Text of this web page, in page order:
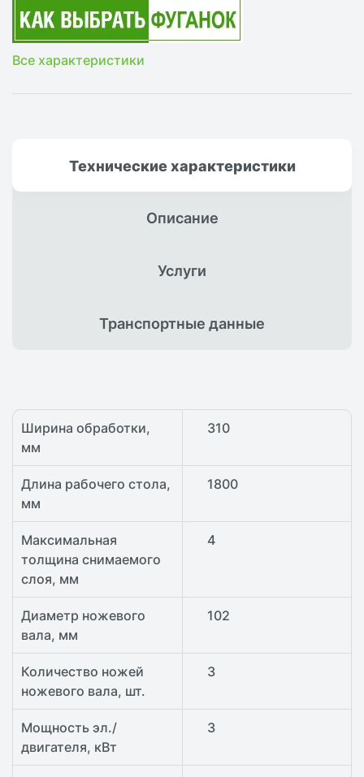
Все характеристики
Техническиехарактеристики
Описание
Услуги
Транспортныеданные
Ширина обработки,
мм
310
Длина рабочего стола,
мм
1800
Максимальная
толщина снимаемого
слоя, мм
4
Диаметр ножевого
вала, мм
102
Количество ножей
ножевого вала, шт.
3
Мощность эл./
двигателя, кВт
3